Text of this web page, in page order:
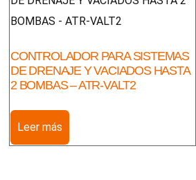
CONTROLADOR PARA SISTEMAS
DE DRENAJE Y VACIADOS HASTA
2 BOMBAS – ATR-VALT2
Leer más